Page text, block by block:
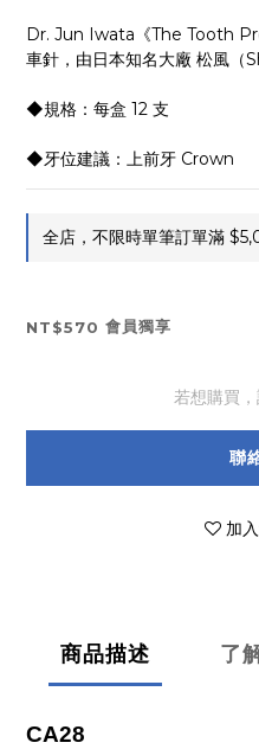
Dr. Jun Iwata《The Tooth
車針，由日本知名大廠 松風（
◆規格：每盒 12 支
◆牙位建議：上前牙 Crown
全店，不限時單筆訂單滿
NT$570 會員獨享
若想購買，
聯
加
商品描述 了
CA28